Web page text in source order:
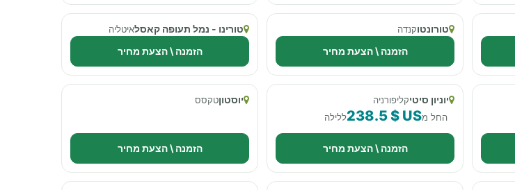
טורונטוקנדה
הזמנה \ הצעת מחיר
טורינו - נמל תעופה קאסלאיטליה
הזמנה \ הצעת מחיר
יוניון סיטיקליפורניה
החל מ238.5 $ USללילה
הזמנה \ הצעת מחיר
יוסטוןטקסס
הזמנה \ הצעת מחיר